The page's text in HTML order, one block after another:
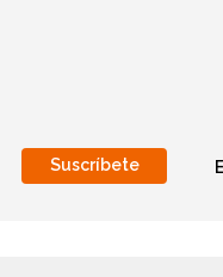
Suscríbete